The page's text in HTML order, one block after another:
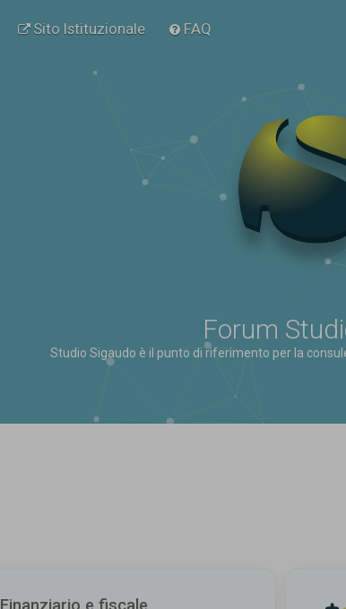
Sito Istituzionale FAQ
Forum
Studio Sigaudo è il punto di riferimento per la
Finanziario e fiscale